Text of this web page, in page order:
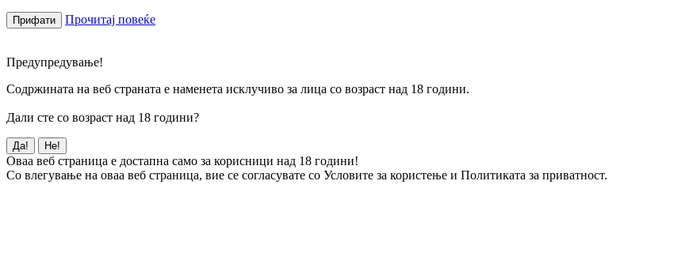
Прифати Прочитај повеќе
Предупредување!
Содржината на веб страната е наменета исклучиво за лица со возраст над 18 години.
Дали сте со возраст над 18 години?
Да! Не!
Оваа веб страница е достапна само за корисници над 18 години!
Со влегување на оваа веб страница, вие се согласувате со Условите за користење и Политиката за приватност.